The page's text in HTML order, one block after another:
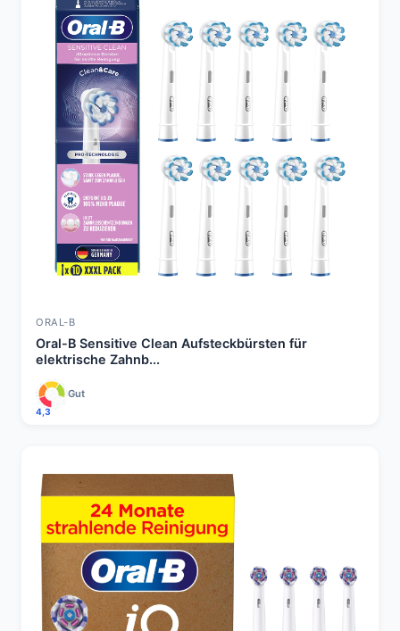
ORAL-B
Oral-B Sensitive Clean Aufsteckbürsten für
elektrische Zahnb...
4,3
Gut